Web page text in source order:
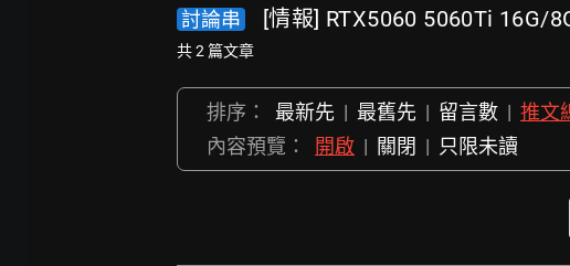
討論串
[情報] RTX5060 5060Ti 16G/
共 2 篇文章
排序： 最新先 | 最舊先 | 留言數 | 推文
內容預覽：
開啟 | 關閉 | 只限未讀